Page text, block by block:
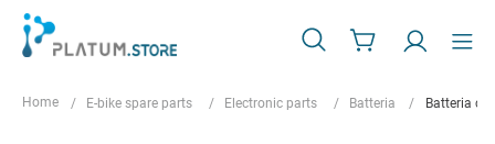
E-bike spare parts Electronic parts Batteria Batteria